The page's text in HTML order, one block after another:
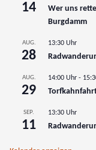
14
Wer uns
Burgdamm
AUG.
28
13:30 Uhr
AUG.
29
14:00 Uhr -
SEP.
11
13:30 Uhr